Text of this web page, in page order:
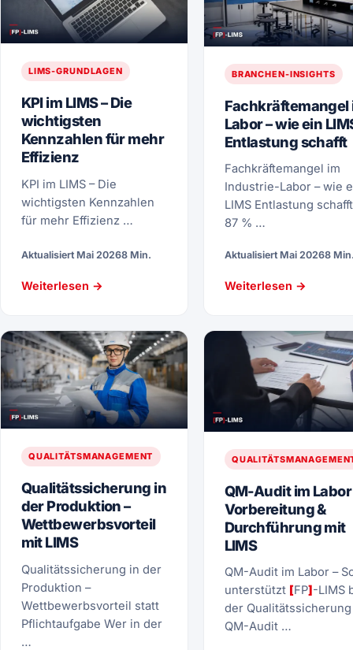
LIMS-GRUNDLAGEN
KPI im LIMS – Die
wichtigsten
Kennzahlen für mehr
Effizienz
KPI im LIMS – Die
wichtigsten Kennzahlen
für mehr Effizienz …
Aktualisiert Mai 20268 Min.
Weiterlesen →
BRANCHEN-INSIGHTS
Fachkräftemangel
Labor – wie ein
Entlastung schafft
Fachkräftemangel im
Industrie-Labor – wie
LIMS Entlastung schafft
87 % …
Aktualisiert Mai 20268
Weiterlesen →
QUALITÄTSMANAGEMENT
Qualitätssicherung in
der Produktion –
Wettbewerbsvorteil
mit LIMS
Qualitätssicherung in der
Produktion –
Wettbewerbsvorteil statt
Pflichtaufgabe Wer in der
…
QM-Audit im Labor
Vorbereitung &
Durchführung mit
LIMS
QM-Audit im Labor –
unterstützt [FP] -LIMS
der Qualitätssicherung
QM-Audit …